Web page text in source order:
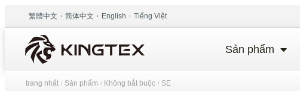
繁體中文 简体中文 English Tiếng Việt
Sản phẩm
trang nhất / Sản phẩm / Không bắt buộc / SE